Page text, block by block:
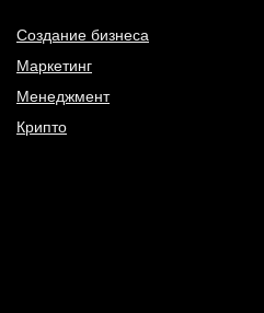
Создание бизнеса
Маркетинг
Менеджмент
Крипто